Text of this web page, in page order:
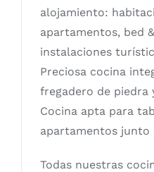
alojamiento:
apartamentos, bed
instalaciones
Preciosa cocina
fregadero de piedra
Cocina apta para
apartamentos junto
Todas nuestras